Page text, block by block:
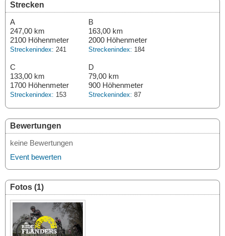
Strecken
A
247,00 km
2100 Höhenmeter
Streckenindex: 241
B
163,00 km
2000 Höhenmeter
Streckenindex: 184
C
133,00 km
1700 Höhenmeter
Streckenindex: 153
D
79,00 km
900 Höhenmeter
Streckenindex: 87
Bewertungen
keine Bewertungen
Event bewerten
Fotos (1)